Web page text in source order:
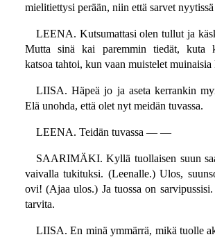
mielitiettysi perään, niin että sarvet
LEENA. Kutsumattasi olen tullut ja
Mutta sinä kai paremmin tiedät, kuta
katsoa tahtoi, kun vaan muistelet muinaisia
LIISA. Häpeä jo ja aseta kerrankin
Elä unohda, että olet nyt meidän tuvassa.
LEENA. Teidän tuvassa — —
SAARIMÄKI. Kyllä tuollaisen suun
vaivalla tukituksi. (Leenalle.) Ulos,
ovi! (Ajaa ulos.) Ja tuossa on
tarvita.
LIISA. En minä ymmärrä, mikä tuolle